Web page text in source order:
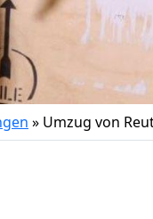
» Umzug von